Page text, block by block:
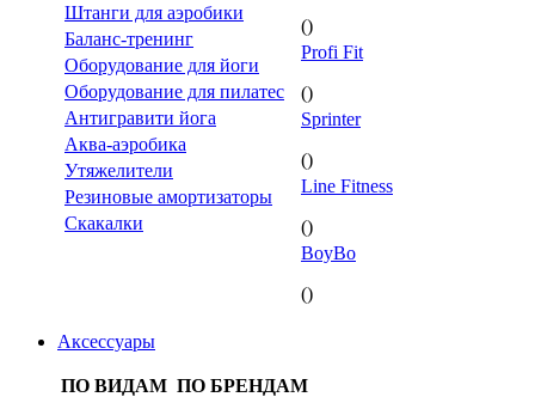
Штанги для аэробики
Баланс-тренинг
Оборудование для йоги
Оборудование для пилатес
Антигравити йога
Аква-аэробика
Утяжелители
Резиновые амортизаторы
Скакалки
()
Profi Fit
()
Sprinter
()
Line Fitness
()
BoyBo
()
Аксессуары
ПО ВИДАМ ПО БРЕНДАМ